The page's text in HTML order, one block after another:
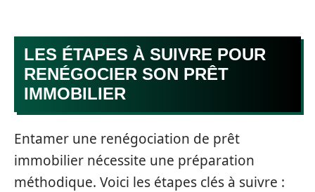
LES ÉTAPES À SUIVRE POUR
RENÉGOCIER SON PRÊT
IMMOBILIER
Entamer une renégociation de prêt
immobilier nécessite une préparation
méthodique. Voici les étapes clés à suivre :